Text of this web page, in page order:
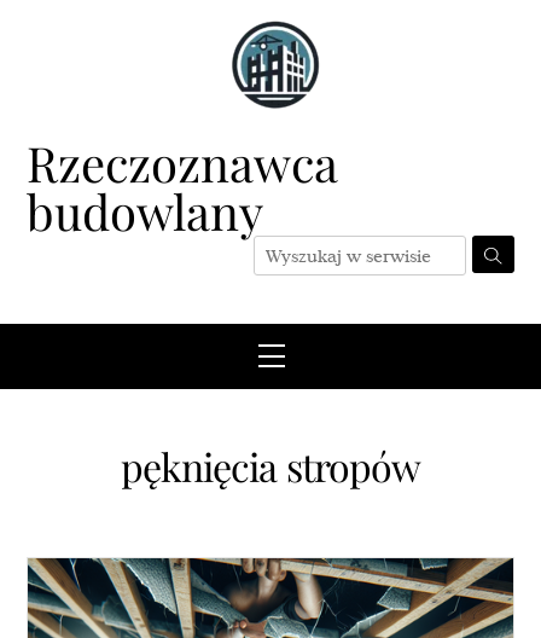
Rzeczoznawca
budowlany
Menu
pęknięcia stropów